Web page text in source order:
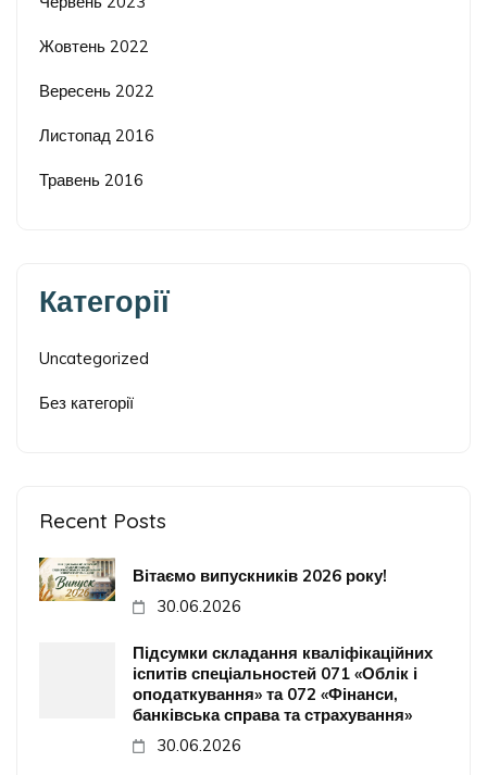
Жовтень 2022
Вересень 2022
Листопад 2016
Травень 2016
Категорії
Uncategorized
Без категорії
Recent Posts
Вітаємо випускників 2026 року!
30.06.2026
Підсумки складання кваліфікаційних
іспитів спеціальностей 071 «Облік і
оподаткування» та 072 «Фінанси,
банківська справа та страхування»
30.06.2026